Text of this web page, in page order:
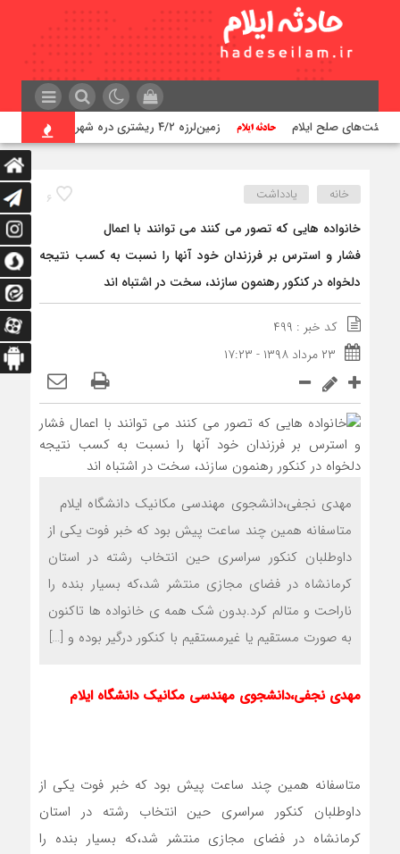
زمین‌لرزه ۴/۲ ریشتری دره شهر را لرزاند
۶ خانه یادداشت
خانواده هایی که تصور می کنند می توانند با اعمال
فشار و استرس بر فرزندان خود آنها را نسبت به کسب نتیجه
دلخواه در کنکور رهنمون سازند، سخت در اشتباه اند
کد خبر : ۴۹۹
۲۳ مرداد ۱۳۹۸ - ۱۷:۲۳
مهدی نجفی،دانشجوی مهندسی مکانیک دانشگاه ایلام
متاسفانه همین چند ساعت پیش بود که خبر فوت یکی از
داوطلبان کنکور سراسری حین انتخاب رشته در استان
کرمانشاه در فضای مجازی منتشر شد،که بسیار بنده را
ناراحت و متالم کرد.بدون شک همه ی خانواده ها تاکنون
به صورت مستقیم یا غیرمستقیم با کنکور درگیر بوده و […]
مهدی نجفی،دانشجوی مهندسی مکانیک دانشگاه ایلام
متاسفانه همین چند ساعت پیش بود که خبر فوت یکی از
داوطلبان کنکور سراسری حین انتخاب رشته در استان
کرمانشاه در فضای مجازی منتشر شد،که بسیار بنده را